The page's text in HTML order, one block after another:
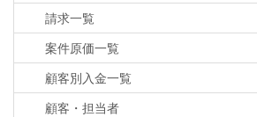
請求一覧
案件原価一覧
顧客別入金一覧
顧客・担当者